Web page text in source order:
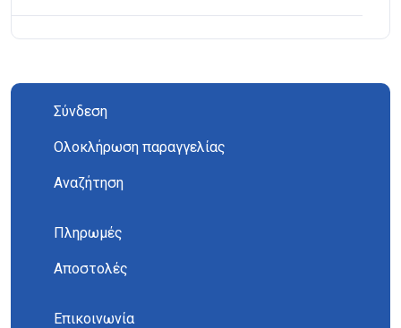
Σύνδεση
Ολοκλήρωση παραγγελίας
Αναζήτηση
Πληρωμές
Αποστολές
Επικοινωνία